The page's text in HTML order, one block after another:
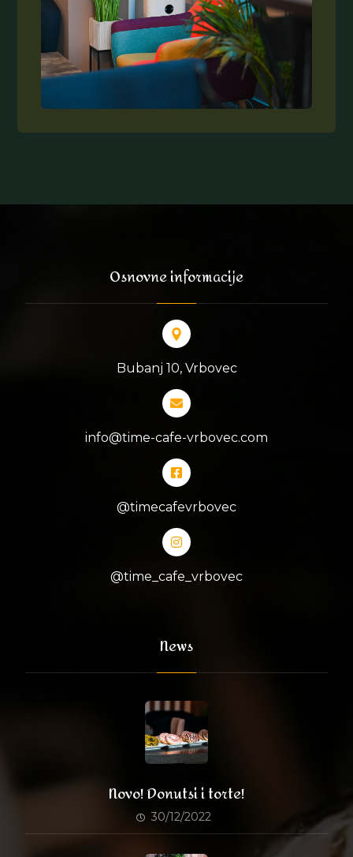
Osnovne informacije
Bubanj 10, Vrbovec
info@time-cafe-vrbovec.com
@timecafevrbovec
@time_cafe_vrbovec
News
Novo! Donutsi i torte!
30/12/2022